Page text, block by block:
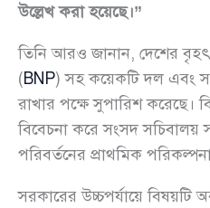
উল্লেখ করা হয়েছে।”
তিনি আরও জানান, দেশের
(BNP) সহ কয়েকটি দল এবং
রাখার পক্ষে সুপারিশ করেছে।
বিবেচনা করে সংসদ
পরিবর্তনের প্রাথমিক
সরকারের উচ্চপর্যায়ে বিষয়টি